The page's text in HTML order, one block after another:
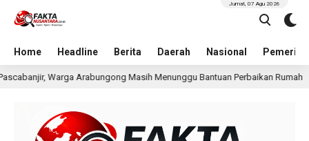
Home Headline Berita Daerah Nasional
Jumat, 07 Agu 2026
Menunggu Bantuan Perbaikan Rumah 23 jam lalu Pria Terduga